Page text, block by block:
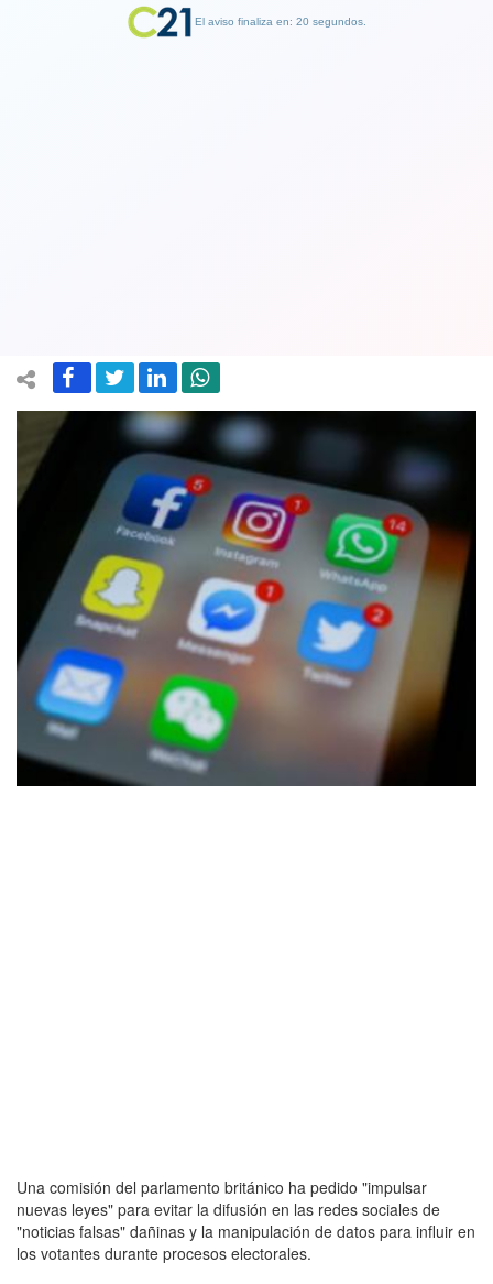
Una comisión del parlamento británico ha pedido "impulsar
nuevas leyes" para evitar la difusión en las redes sociales de
"noticias falsas" dañinas y la manipulación de datos para influir en
los votantes durante procesos electorales.
El aviso finaliza en: 19 segundos.